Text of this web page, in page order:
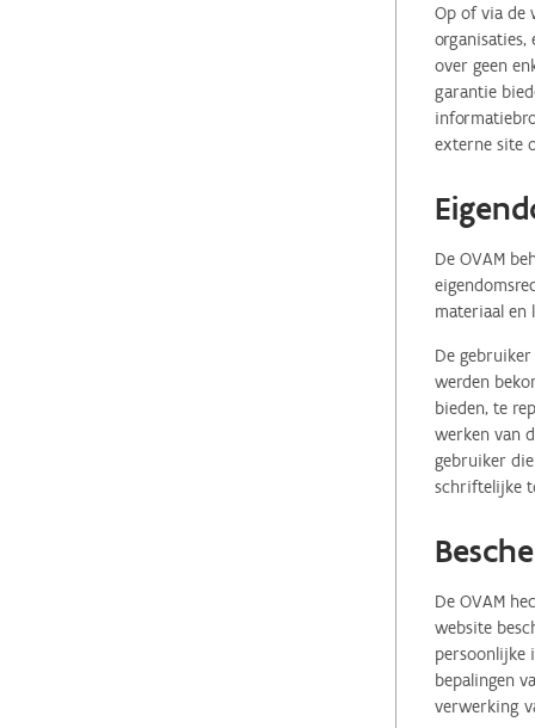
Op of via de
organisaties,
over geen
garantie
externe site
De OVAM
materiaal en
De
werden
bieden, te
werken van
gebruiker
schriftelijke
De OVAM
website
persoonlijke
bepalingen
verwerking